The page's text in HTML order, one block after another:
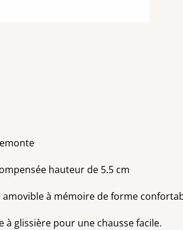
hauteur de 5.5 cm
amovible à mémoire de forme
à glissière pour une chausse facile.